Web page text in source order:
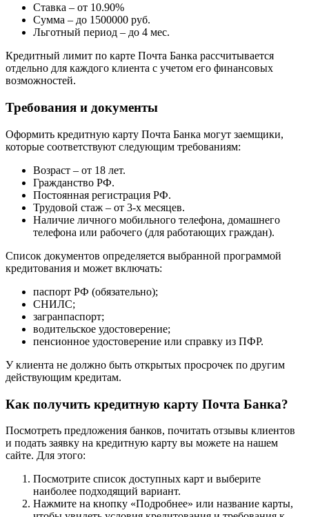
Ставка – от 10.90%
Сумма – до 1500000 руб.
Льготный период – до 4 мес.
Кредитный лимит по карте Почта Банка рассчитывается
отдельно для каждого клиента с учетом его финансовых
возможностей.
Требования и документы
Оформить кредитную карту Почта Банка могут заемщики,
которые соответствуют следующим требованиям:
Возраст – от 18 лет.
Гражданство РФ.
Постоянная регистрация РФ.
Трудовой стаж – от 3-х месяцев.
Наличие личного мобильного телефона, домашнего
телефона или рабочего (для работающих граждан).
Список документов определяется выбранной программой
кредитования и может включать:
паспорт РФ (обязательно);
СНИЛС;
загранпаспорт;
водительское удостоверение;
пенсионное удостоверение или справку из ПФР.
У клиента не должно быть открытых просрочек по другим
действующим кредитам.
Как получить кредитную карту Почта Банка?
Посмотреть предложения банков, почитать отзывы клиентов
и подать заявку на кредитную карту вы можете на нашем
сайте. Для этого:
Посмотрите список доступных карт и выберите
наиболее подходящий вариант.
Нажмите на кнопку «Подробнее» или название карты,